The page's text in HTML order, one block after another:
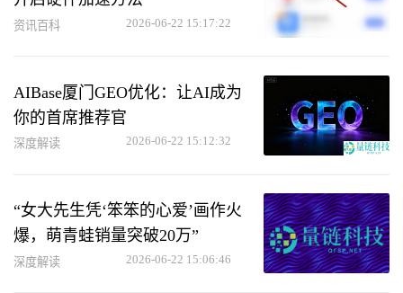
资讯百科 2026-06-22 15:17:22
AIBase厦门GEO优化：让AI成为
你的首席推荐官
深度解读 2026-06-22 15:12:32
“女大先生凭‘笨笨的心爱’画作火
爆，萌青蛙销量突破20万”
深度解读 2026-06-22 15:06:46